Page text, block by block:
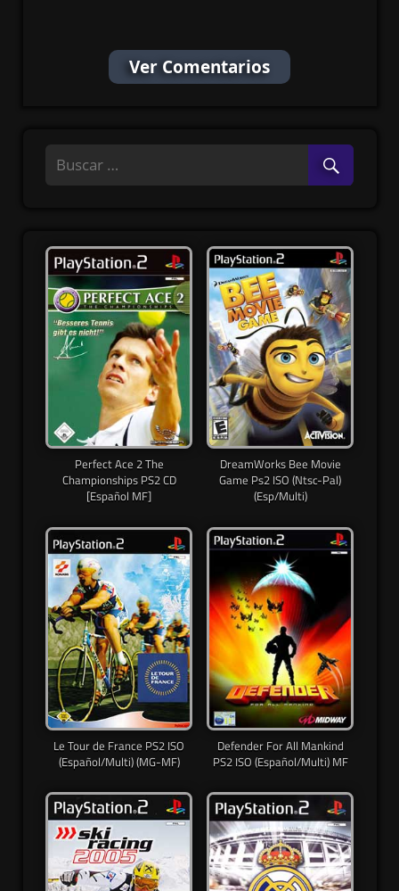
Ver Comentarios
Perfect Ace 2 The
Championships PS2 CD
[Español MF]
DreamWorks Bee Movie
Game Ps2 ISO (Ntsc-Pal)
(Esp/Multi)
Le Tour de France PS2 ISO
(Español/Multi) (MG-MF)
Defender For All Mankind
PS2 ISO (Español/Multi) MF